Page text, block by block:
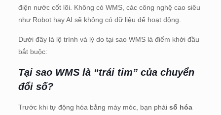
điện nước cốt lõi. Không có WMS, các công nghệ cao siêu
như Robot hay AI sẽ không có dữ liệu để hoạt động.
Dưới đây là lộ trình và lý do tại sao WMS là điểm khởi đầu
bắt buộc:
Tại sao WMS là “trái tim” của chuyển
đổi số?
Trước khi tự động hóa bằng máy móc, bạn phải số hóa